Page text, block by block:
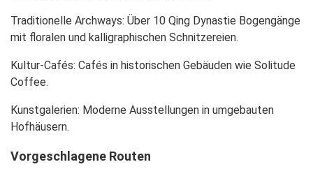
Traditionelle Archways: Über 10 Qing Dynastie Bogengänge
mit floralen und kalligraphischen Schnitzereien.
Kultur-Cafés: Cafés in historischen Gebäuden wie Solitude
Coffee.
Kunstgalerien: Moderne Ausstellungen in umgebauten
Hofhäusern.
Vorgeschlagene Routen